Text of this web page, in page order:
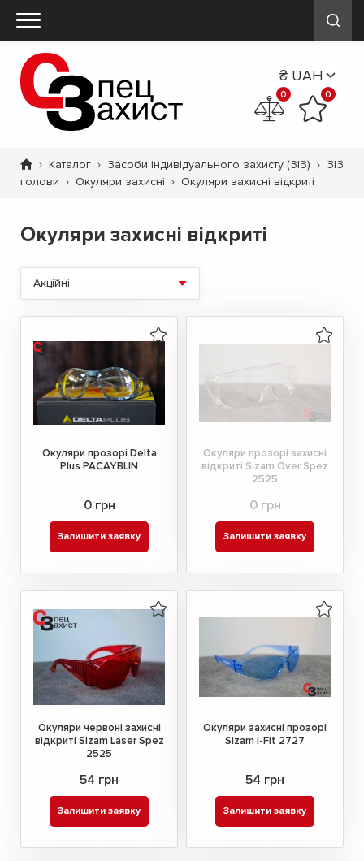
0 0
РядокКаталог Засоби індивідуального захисту (ЗІЗ)
ЗІЗ
голови
Окуляри захисні Окуляри захисні відкриті
Окуляри захисні відкриті
Окуляри прозорі Delta
Plus PACAYBLIN
0 грн
Залишити заявку
Окуляри прозорі захисні
відкриті Sizam Over Spez
2525
0 грн
Залишити заявку
Окуляри червоні захисні
відкриті Sizam Laser Spez
2525
54 грн
Залишити заявку
Окуляри захисні прозорі
Sizam I-Fit 2727
54 грн
Залишити заявку